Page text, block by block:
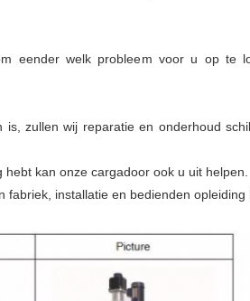
eender welk probleem voor u op te
zullen wij reparatie en onderhoud
kan onze cargadoor ook u uit helpen.
installatie en bedienden opleiding